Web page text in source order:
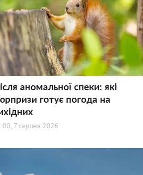
аномальної спеки: які
готує погода на
7 серпня 2026